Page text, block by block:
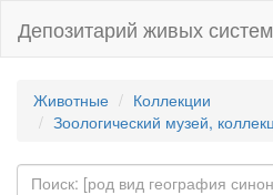
Депозитарий живых систем
Животные
Коллекции
Зоологический музей,